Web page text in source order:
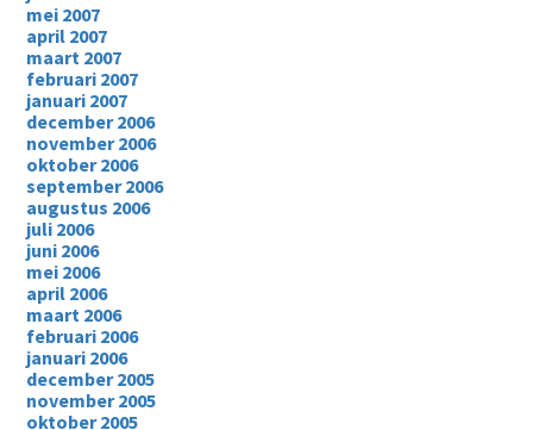
mei 2007
april 2007
maart 2007
februari 2007
januari 2007
december 2006
november 2006
oktober 2006
september 2006
augustus 2006
juli 2006
juni 2006
mei 2006
april 2006
maart 2006
februari 2006
januari 2006
december 2005
november 2005
oktober 2005